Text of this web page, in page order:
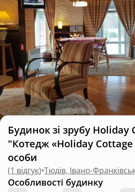
Будинок зі зрубу Holiday
"Котедж «Holiday Cottage
особи
(1 відгук)•Тюдів, Івано-
Особливості будинку